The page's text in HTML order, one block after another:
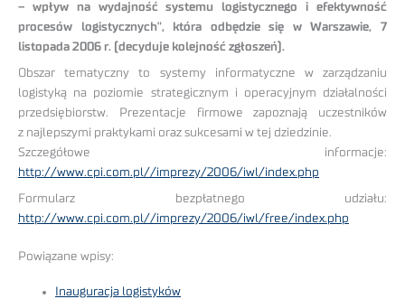
– wpływ na wydajność systemu logistycznego i efektywność
procesów logistycznych", która odbędzie się w Warszawie, 7
listopada 2006 r. (decyduje kolejność zgłoszeń).
Obszar tematyczny to systemy informatyczne w zarządzaniu
logistyką na poziomie strategicznym i operacyjnym działalności
przedsiębiorstw. Prezentacje firmowe zapoznają uczestników
z najlepszymi praktykami oraz sukcesami w tej dziedzinie.
Szczegółowe informacje:
http://www.cpi.com.pl//imprezy/2006/iwl/index.php
Formularz bezpłatnego udziału:
http://www.cpi.com.pl//imprezy/2006/iwl/free/index.php
Powiązane wpisy:
Inauguracja logistyków